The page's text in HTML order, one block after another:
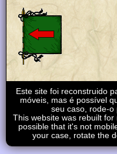
Este site foi reconstruido
móveis, mas é possível
seu caso, rode-o
This website was rebuilt for
possible that it's not mobile